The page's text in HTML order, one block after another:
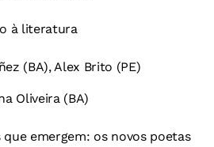
à literatura
(BA), Alex Brito (PE)
Oliveira (BA)
que emergem: os novos poetas